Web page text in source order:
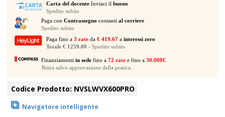
Carta del docenteInviaci il buono
Spedito subito
Paga con Contrassegno contanti al corriere
Spedito subito
Paga fino a3 rateda€ 419.67ainteressi zero
Totale € 1259.00 - Spedito subito
Finanziamentiin sede fino a72 rate e fino a30.000€
Ritira salvo approvazione della pratica.
Codice Prodotto: NVSLWVX600PRO
⧉ Navigatore intelligente